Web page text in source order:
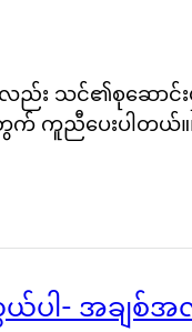
ာ်လည်း သင်၏စုဆေ
ကူညီပေးပါတယ်။
ပါ- အချစ်အ